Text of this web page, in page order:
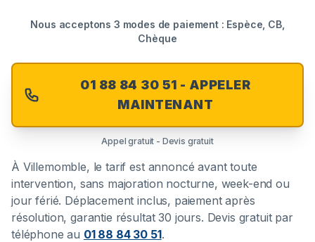
Nous acceptons 3 modes de paiement : Espèce, CB,
Chèque
01 88 84 30 51 - APPELER
MAINTENANT
Appel gratuit - Devis gratuit
À Villemomble, le tarif est annoncé avant toute
intervention, sans majoration nocturne, week-end ou
jour férié. Déplacement inclus, paiement après
résolution, garantie résultat 30 jours. Devis gratuit par
téléphone au 01 88 84 30 51.